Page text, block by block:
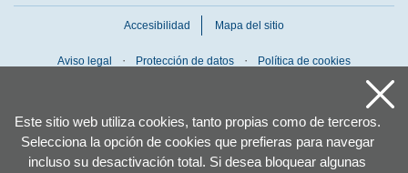
Este sitio web utiliza cookies, tanto propias como de terceros.
Selecciona la opción de cookies que prefieras para navegar
incluso su desactivación total. Si desea bloquear algunas
Accesibilidad Mapa del sitio
Aviso legal Protección de datos Política de cookies